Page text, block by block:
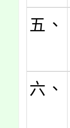
五、
六、